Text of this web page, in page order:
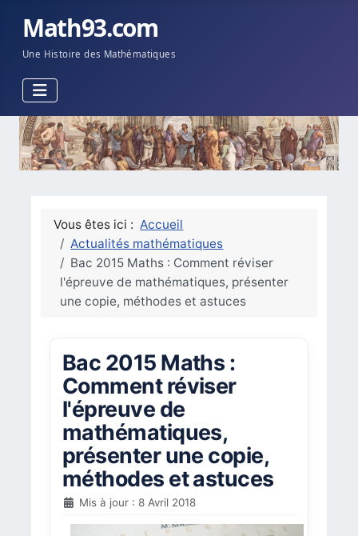
Math93.com
Une Histoire des Mathématiques
Vous êtes ici : Accueil
Actualités mathématiques
Bac 2015 Maths : Comment réviser
l'épreuve de mathématiques, présenter
une copie, méthodes et astuces
Bac 2015 Maths :
Comment réviser
l'épreuve de
mathématiques,
présenter une copie,
méthodes et astuces
Mis à jour : 8 Avril 2018